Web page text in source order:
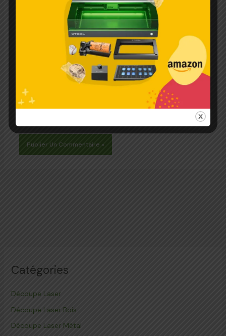
mon nom,
mon e-mail
et mon site
dans le
navigateur
pour mon
Catégories
Découpe Laser
Découpe Laser Bois
Découpe Laser Métal